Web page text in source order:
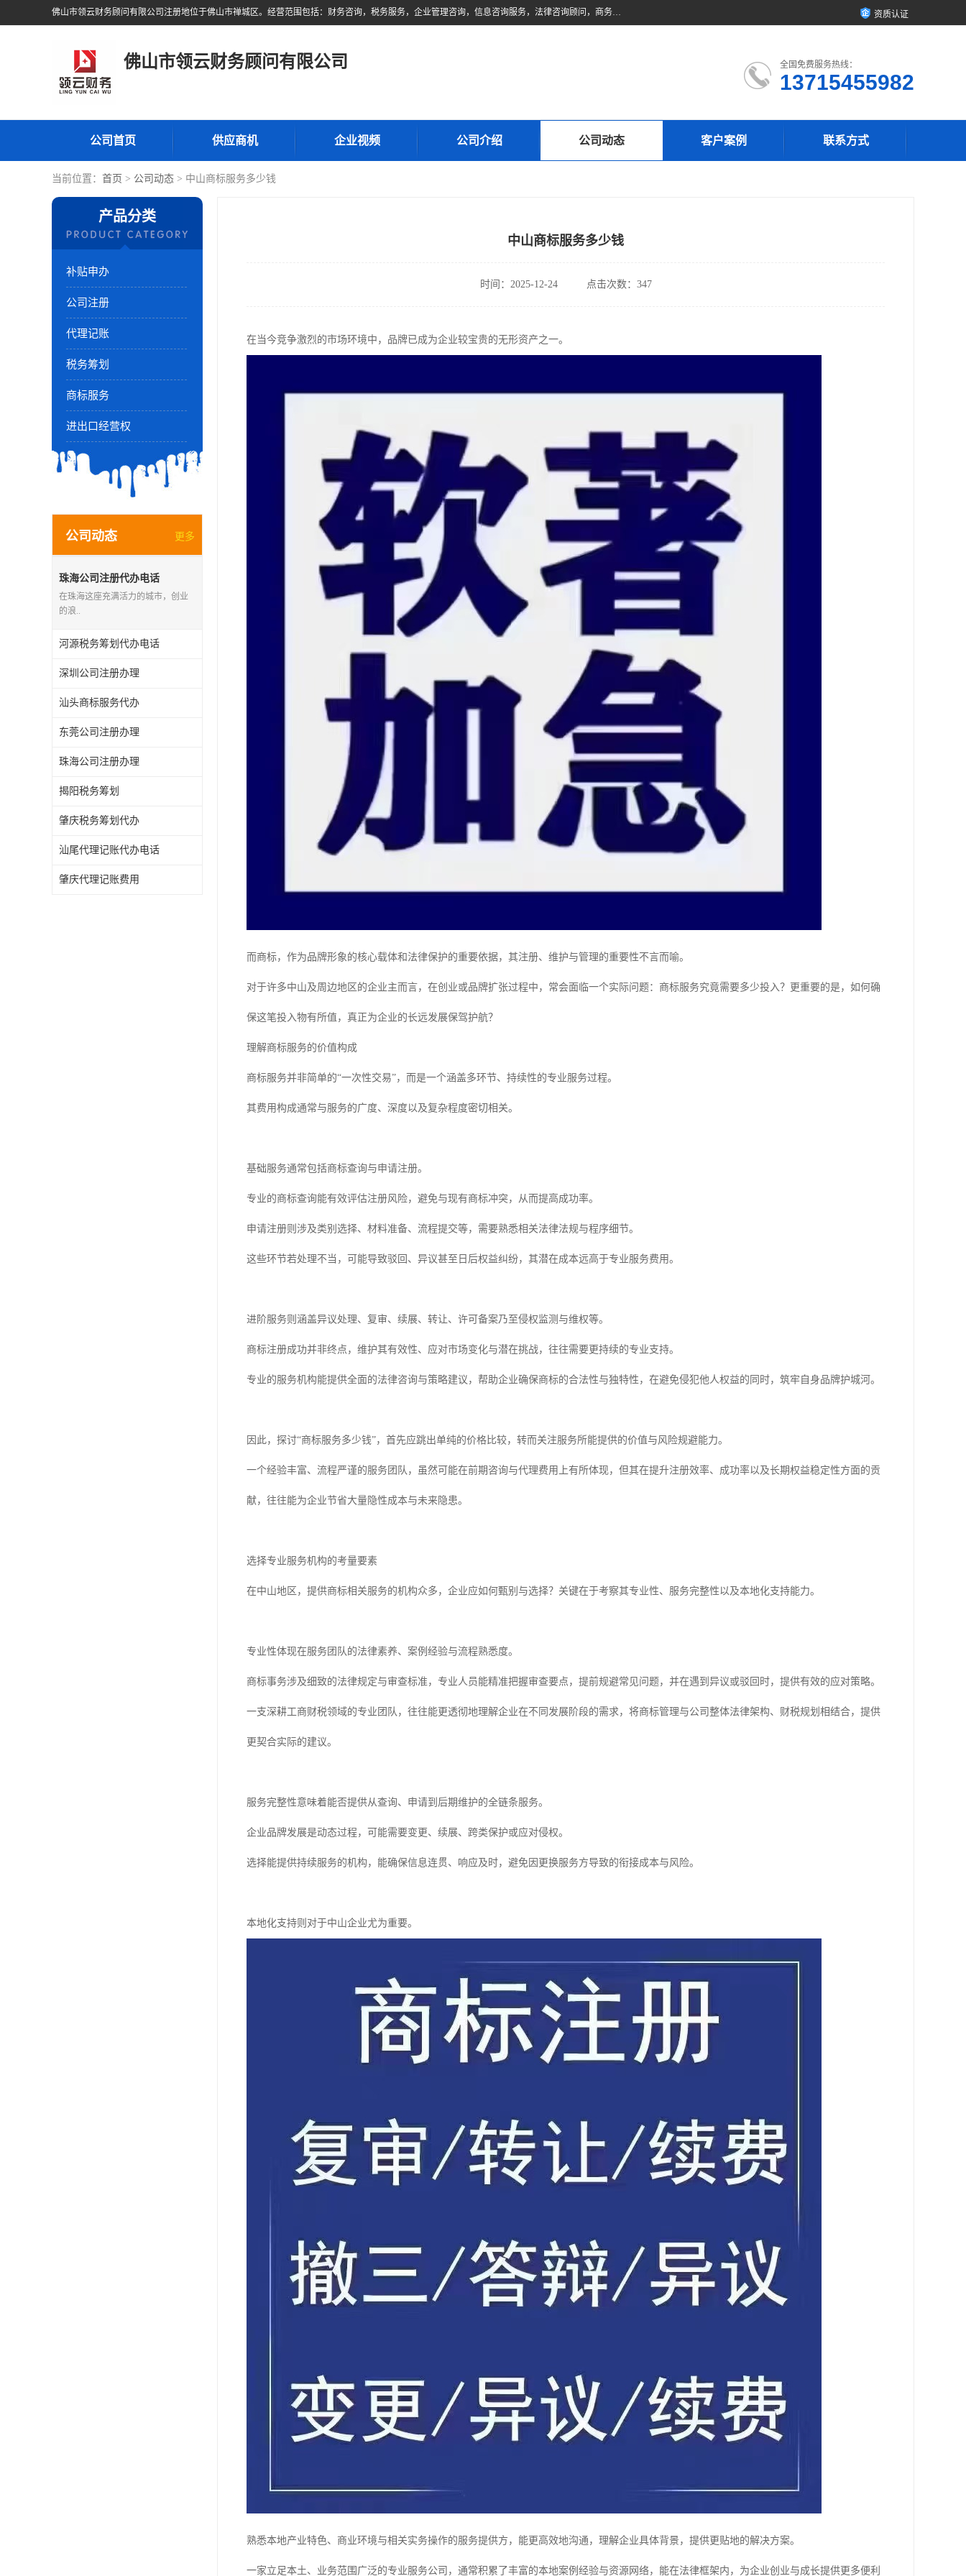
佛山市领云财务顾问有限公司注册地位于佛山市禅城区。经营范围包括：财务咨询，税务服务，企业管理咨询，信息咨询服务，法律咨询顾问，商务代理代办等服务；主要项目有：代理记账，旧账账务处理，疑难账务处理，建账审账；纳税申报，网上申请发票，企业税务分析、审查与评估；注册个体工商户，注册公司，公司注销；企业名称、地址、法人、股东、经营范围、营业期限等资料变更；商标注册、商标转让。财税审计、税务咨询、公司年审。 资质认证
佛山市领云财务顾问有限公司 全国免费服务热线：
13715455982
公司首页 供应商机 企业视频 公司介绍 公司动态 客户案例 联系方式
当前位置： 首页 > 公司动态 > 中山商标服务多少钱
产品分类
补贴申办
公司注册
代理记账
税务筹划
商标服务
进出口经营权
公司动态 更多
珠海公司注册代办电话
在珠海这座充满活力的城市，创业
的浪..
河源税务筹划代办电话
深圳公司注册办理
汕头商标服务代办
东莞公司注册办理
珠海公司注册办理
揭阳税务筹划
肇庆税务筹划代办
汕尾代理记账代办电话
肇庆代理记账费用
中山商标服务多少钱
时间：2025-12-24 点击次数：347
在当今竞争激烈的市场环境中，品牌已成为企业较宝贵的无形资产之一。
而商标，作为品牌形象的核心载体和法律保护的重要依据，其注册、维护与管理的重要性不言而喻。
对于许多中山及周边地区的企业主而言，在创业或品牌扩张过程中，常会面临一个实际问题：商标服务究竟需要多少投入？更重要的是，如何确
保这笔投入物有所值，真正为企业的长远发展保驾护航？
理解商标服务的价值构成
商标服务并非简单的“一次性交易”，而是一个涵盖多环节、持续性的专业服务过程。
其费用构成通常与服务的广度、深度以及复杂程度密切相关。
基础服务通常包括商标查询与申请注册。
专业的商标查询能有效评估注册风险，避免与现有商标冲突，从而提高成功率。
申请注册则涉及类别选择、材料准备、流程提交等，需要熟悉相关法律法规与程序细节。
这些环节若处理不当，可能导致驳回、异议甚至日后权益纠纷，其潜在成本远高于专业服务费用。
进阶服务则涵盖异议处理、复审、续展、转让、许可备案乃至侵权监测与维权等。
商标注册成功并非终点，维护其有效性、应对市场变化与潜在挑战，往往需要更持续的专业支持。
专业的服务机构能提供全面的法律咨询与策略建议，帮助企业确保商标的合法性与独特性，在避免侵犯他人权益的同时，筑牢自身品牌护城河。
因此，探讨“商标服务多少钱”，首先应跳出单纯的价格比较，转而关注服务所能提供的价值与风险规避能力。
一个经验丰富、流程严谨的服务团队，虽然可能在前期咨询与代理费用上有所体现，但其在提升注册效率、成功率以及长期权益稳定性方面的贡
献，往往能为企业节省大量隐性成本与未来隐患。
选择专业服务机构的考量要素
在中山地区，提供商标相关服务的机构众多，企业应如何甄别与选择？关键在于考察其专业性、服务完整性以及本地化支持能力。
专业性体现在服务团队的法律素养、案例经验与流程熟悉度。
商标事务涉及细致的法律规定与审查标准，专业人员能精准把握审查要点，提前规避常见问题，并在遇到异议或驳回时，提供有效的应对策略。
一支深耕工商财税领域的专业团队，往往能更透彻地理解企业在不同发展阶段的需求，将商标管理与公司整体法律架构、财税规划相结合，提供
更契合实际的建议。
服务完整性意味着能否提供从查询、申请到后期维护的全链条服务。
企业品牌发展是动态过程，可能需要变更、续展、跨类保护或应对侵权。
选择能提供持续服务的机构，能确保信息连贯、响应及时，避免因更换服务方导致的衔接成本与风险。
本地化支持则对于中山企业尤为重要。
熟悉本地产业特色、商业环境与相关实务操作的服务提供方，能更高效地沟通，理解企业具体背景，提供更贴地的解决方案。
一家立足本土、业务范围广泛的专业服务公司，通常积累了丰富的本地案例经验与资源网络，能在法律框架内，为企业创业与成长提供更多便利